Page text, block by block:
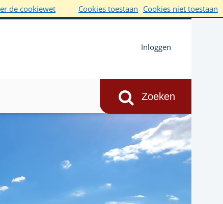
de cookiewet Cookies toestaan Cookies niet toestaan
Inloggen